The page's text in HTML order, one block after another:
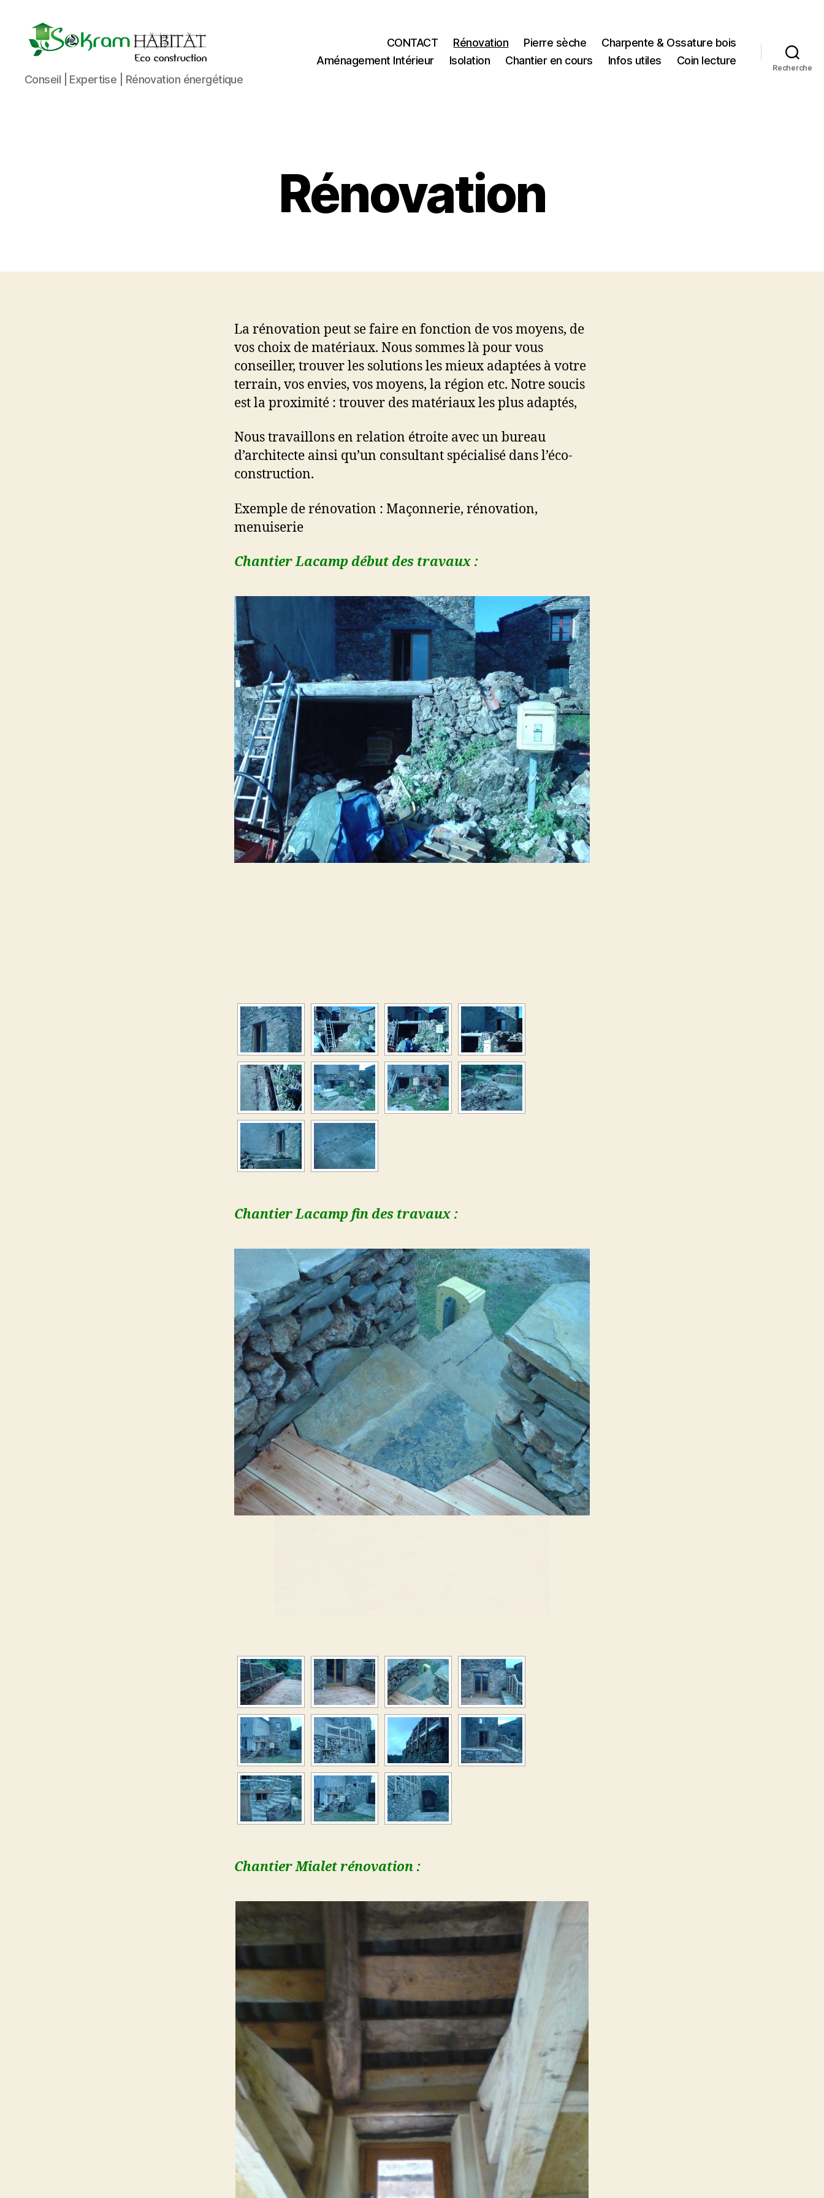
Sokram
Eco-
Conseil | Expertise | Rénovation énergétique
CONTACT Rénovation Pierre sèche
Charpente & Ossature bois
Aménagement Intérieur
Isolation Chantier en cours Infos utiles Coin lecture
Recherche
Rénovation
La rénovation peut se faire en fonction de vos moyens, de
vos choix de matériaux. Nous sommes là pour vous
conseiller, trouver les solutions les mieux adaptées à votre
terrain, vos envies, vos moyens, la région etc. Notre soucis
est la proximité : trouver des matériaux les plus adaptés,
Nous travaillons en relation étroite avec un bureau
d’architecte ainsi qu’un consultant spécialisé dans l’éco-
construction.
Exemple de rénovation : Maçonnerie, rénovation,
menuiserie
Chantier Lacamp début des travaux :
Chantier Lacamp fin des travaux :
Chantier Mialet rénovation :